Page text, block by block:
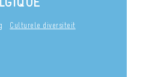
Culturele diversiteit